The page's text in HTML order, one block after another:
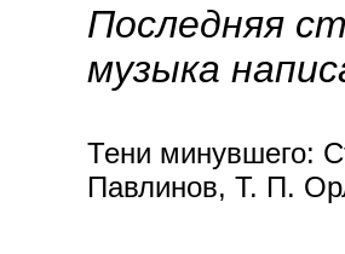
Последняя
музыка
Тени минувшего:
Павлинов, Т. П.